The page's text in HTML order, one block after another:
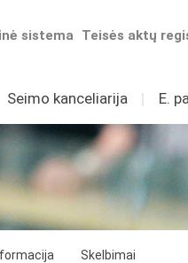
Teisės aktų
sistema
Seimo kanceliarija I E.
Skelbimai